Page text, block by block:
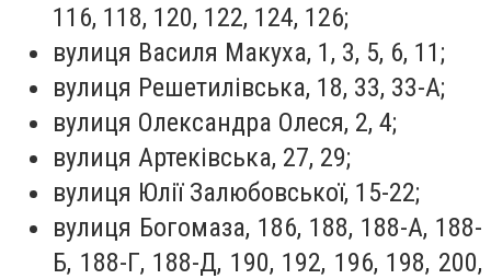
116, 118, 120, 122, 124, 126;
вулиця Василя Макуха, 1, 3, 5, 6, 11;
вулиця Решетилівська, 18, 33, 33-А;
вулиця Олександра Олеся, 2, 4;
вулиця Артеківська, 27, 29;
вулиця Юлії Залюбовської, 15-22;
вулиця Богомаза, 186, 188, 188-А, 188-
Б, 188-Г, 188-Д, 190, 192, 196, 198, 200,